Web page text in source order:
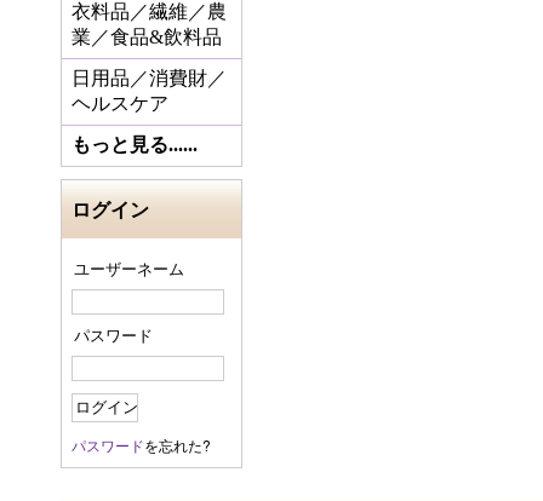
衣料品／繊維／農
業／食品&飲料品
日用品／消費財／
ヘルスケア
もっと見る......
ログイン
ユーザーネーム
パスワード
パスワードを忘れた?